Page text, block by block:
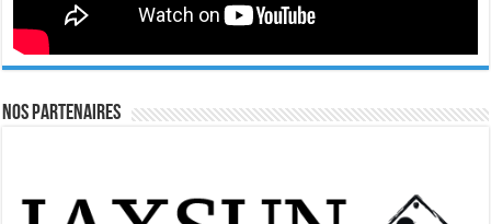
Nos Partenaires